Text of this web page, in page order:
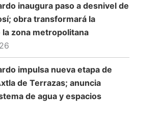
inaugura paso a desnivel de
obra transformará la
la zona metropolitana
impulsa nueva etapa de
de Terrazas; anuncia
de agua y espacios